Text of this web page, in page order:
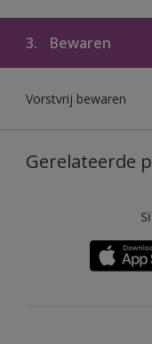
3. Bewaren
Vorstvrij bewaren
Gerelateerde